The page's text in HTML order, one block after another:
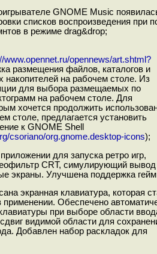
GNOME Music
списков воспроизведения при
в режиме drag&drop;
www.opennet.ru/opennews/art.shtml?
размещения файлов, каталогов и
накопителей на рабочем столе. Из
для выбора размещаемых по
на рабочем столе. Для
хочется продолжить
столе, предлагается установить
к GNOME Shell
csoriano/org.gnome.desktop-icons);
для запуска ретро игр,
CRT, симулирующий вывод
экраны. Улучшена поддержка
экранная клавиатура, которая
Обеспечено
при выборе области
видимой области для
Добавлен набор раскладок для